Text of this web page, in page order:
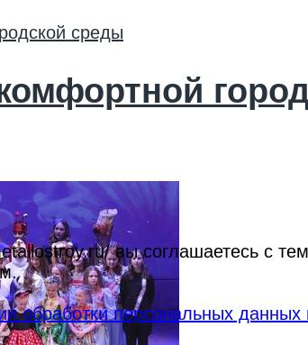
вы соглашаетесь с
обработки персональных